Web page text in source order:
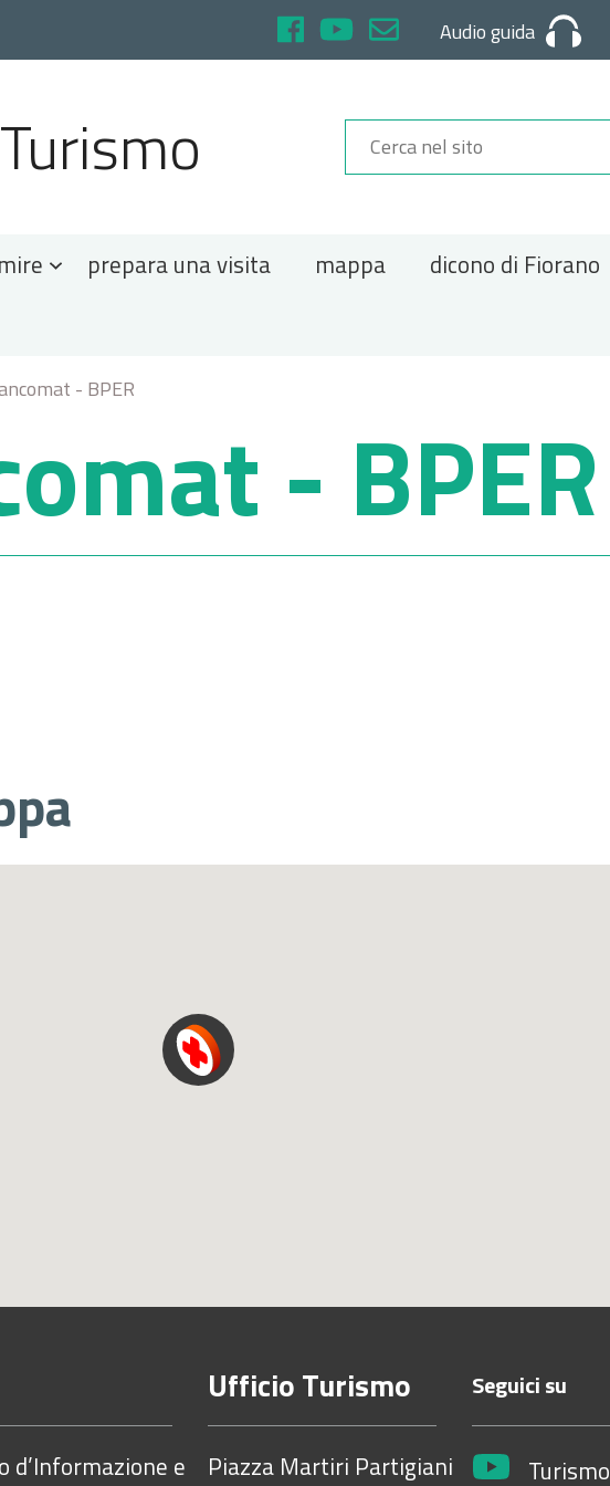
Audio guida
Turismo
prepara una visita mappa
dicono di Fiorano
- BPER
- BPER
d’Informazione e
Ufficio Turismo
Piazza Martiri Partigiani
Seguici su
Turismo